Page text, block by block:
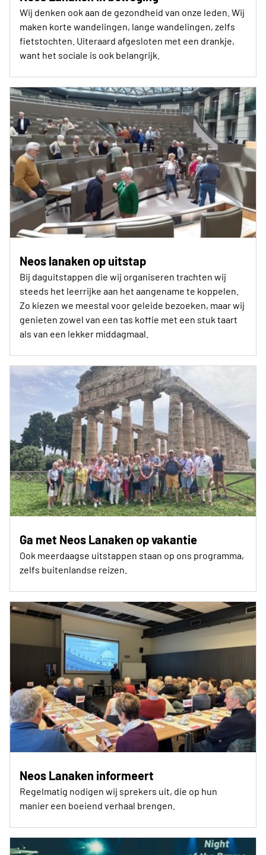
Wij denken ook aan de gezondheid van onze leden. Wij
maken korte wandelingen, lange wandelingen, zelfs
fietstochten. Uiteraard afgesloten met een drankje,
want het sociale is ook belangrijk.
Neos lanaken op uitstap
Bij daguitstappen die wij organiseren trachten wij
steeds het leerrijke aan het aangename te koppelen.
Zo kiezen we meestal voor geleide bezoeken, maar wij
genieten zowel van een tas koffie met een stuk taart
als van een lekker middagmaal.
Ga met Neos Lanaken op vakantie
Ook meerdaagse uitstappen staan op ons programma,
zelfs buitenlandse reizen.
Neos Lanaken informeert
Regelmatig nodigen wij sprekers uit, die op hun
manier een boeiend verhaal brengen.